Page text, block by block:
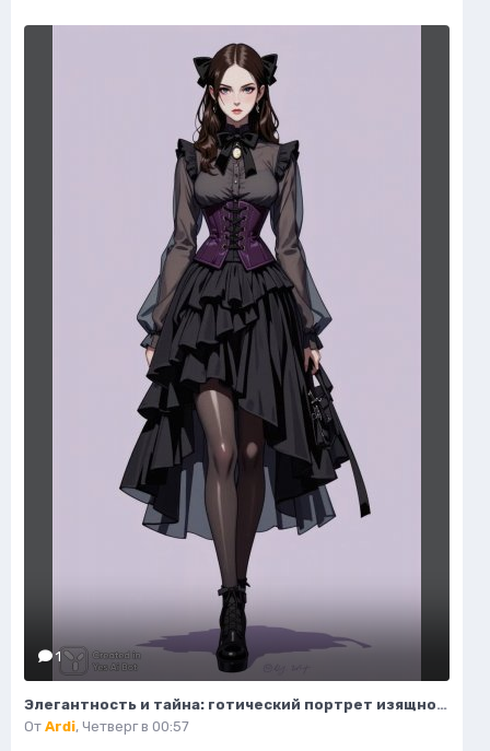
1
Элегантность и тайна: готический портрет изящной модели в деталях. Изображение из нейронной сети Flux Ai
От Ardi, Четверг в 00:57